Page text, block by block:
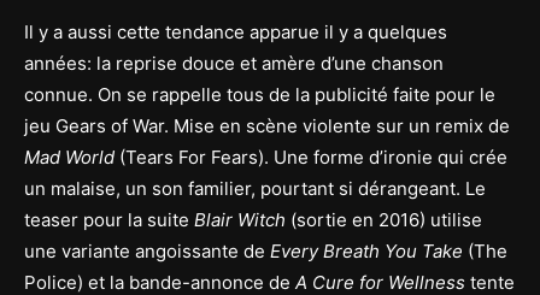
Il y a aussi cette tendance apparue il y a quelques
années: la reprise douce et amère d’une chanson
connue. On se rappelle tous de la publicité faite pour le
jeu Gears of War. Mise en scène violente sur un remix de
Mad World (Tears For Fears). Une forme d’ironie qui crée
un malaise, un son familier, pourtant si dérangeant. Le
teaser pour la suite Blair Witch (sortie en 2016) utilise
une variante angoissante de Every Breath You Take (The
Police) et la bande-annonce de A Cure for Wellness tente